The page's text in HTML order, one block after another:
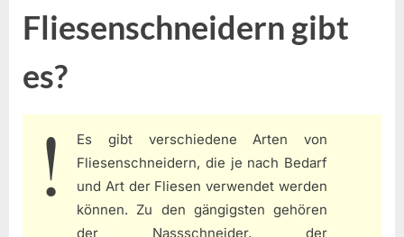
Fliesenschneidern gibt
es?
Es gibt verschiedene Arten von
Fliesenschneidern, die je nach Bedarf
und Art der Fliesen verwendet werden
können. Zu den gängigsten gehören
der Nassschneider, der